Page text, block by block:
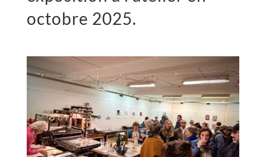
octobre 2025.